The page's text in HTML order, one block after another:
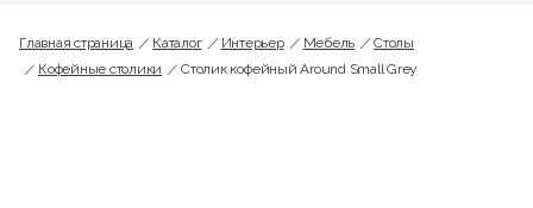
Главная страница Каталог Интерьер Мебель
Cтолы
Кофейные столики
Столик кофейный Around Small Grey